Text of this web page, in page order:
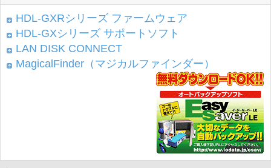
HDL-GXRシリーズ ファームウェア
HDL-GXシリーズ サポートソフト
LAN DISK CONNECT
MagicalFinder（マジカルファインダー）